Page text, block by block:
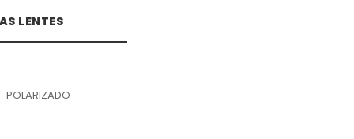
LENTES
POLARIZADO